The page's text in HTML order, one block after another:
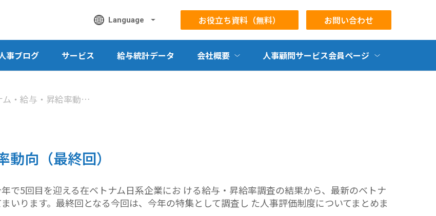
Language お役立ち資料（無料） お問い合わせ
事ブログ サービス 給与統計データ 会社概要 人事顧問サービス会員ページ
2014年のベトナム・給与・昇給率動向（最終回）
向（最終回）
で5回目を迎える在ベトナム日系企業にお ける給与・昇給率調査の結果から、最新のベトナ
いります。最終回となる今回は、今年の特集として調査し た人事評価制度についてまとめま